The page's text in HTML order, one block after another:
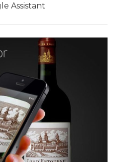
Assistant